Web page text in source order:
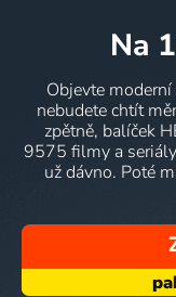
na
Objevte
nebudete chtít
zpětně, balíček
9575 filmy a
už dávno. Poté